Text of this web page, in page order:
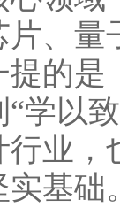
、
的
学以
业
实基础